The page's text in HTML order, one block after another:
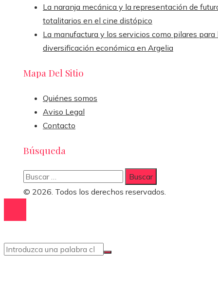
La naranja mecánica y la representación de
totalitarios en el cine distópico
La manufactura y los servicios como pilares para
diversificación económica en Argelia
Mapa Del Sitio
Quiénes somos
Aviso Legal
Contacto
Búsqueda
Buscar:
© 2026. Todos los derechos reservados.